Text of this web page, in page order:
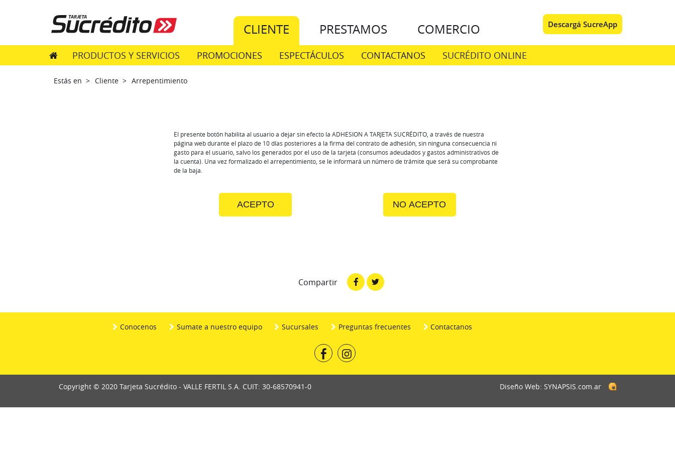
CLIENTE PRESTAMOS COMERCIO
PRODUCTOS Y SERVICIOS PROMOCIONES ESPECTÁCULOS CONTACTANOS SUCRÉDITO ONLINE
Descargá SucreApp
Estás en > Cliente > Arrepentimiento
El presente botón habilita al usuario a dejar sin efecto la ADHESION A TARJETA SUCRÉDITO, a través de nuestra
página web durante el plazo de 10 días posteriores a la firma del contrato de adhesión, sin ninguna consecuencia ni
gasto para el usuario, salvo los generados por el uso de la tarjeta (consumos adeudados y gastos administrativos de
la cuenta). Una vez formalizado el arrepentimiento, se le informará un número de trámite que será su comprobante
de la baja.
ACEPTO NO ACEPTO
Compartir FacebookTwitter
Conocenos Sumate a nuestro equipo Sucursales Preguntas frecuentes Contactanos
Copyright © 2020 Tarjeta Sucrédito - VALLE FERTIL S.A. CUIT: 30-68570941-0 Diseño Web: SYNAPSIS.com.ar